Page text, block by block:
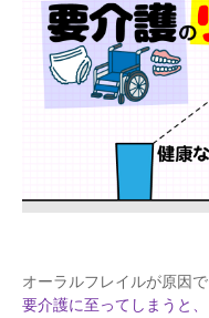
オーラルフレイルが原因で
要介護に至ってしまうと、